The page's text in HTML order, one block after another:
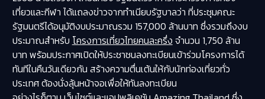
เที่ยวและกีฬา ได้แถลงข่าวจากทำเนียบรัฐบาลว่า ที่ประชุมคณะ
รัฐมนตรีได้อนุมัติงบประมาณรวม 157,000 ล้านบาท ซึ่งรวมถึงงบ
ประมาณสำหรับ โครงการเที่ยวไทยคนละครึ่ง จำนวน 1,750 ล้าน
บาท พร้อมประกาศเปิดให้ประชาชนลงทะเบียนเข้าร่วมโครงการได้
ทันทีในคืนวันเดียวกัน สร้างความตื่นเต้นให้กับนักท่องเที่ยวทั่ว
ประเทศ ต้องนั่งลุ้นหน้าจอเพื่อให้ทันลงทะเบียน